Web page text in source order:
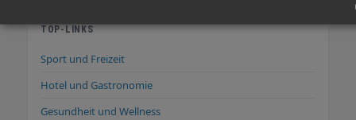
TOP-LINKS
Sport und Freizeit
Hotel und Gastronomie
Gesundheit und Wellness